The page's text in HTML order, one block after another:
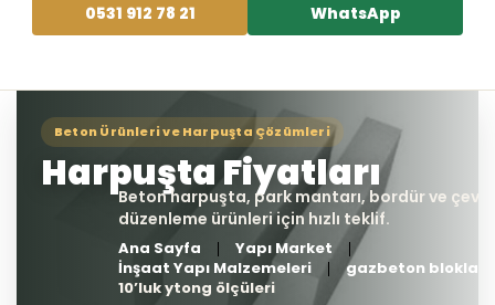
0531 912 78 21 WhatsApp
Ana Sayfa
Yapı Market
İnşaat Yapı Malzemeleri
gazbeton bloklar
10’luk ytong ölçüleri